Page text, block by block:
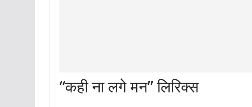
“कही ना लगे मन” लिरिक्स